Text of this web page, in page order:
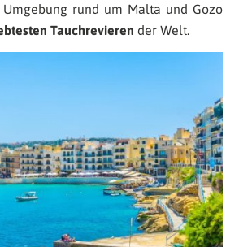
rund um Malta und Gozo
Tauchrevieren der Welt.